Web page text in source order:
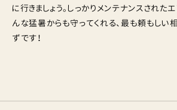
に行きましょう。しっかりメンテナンスされた
んな猛暑からも守ってくれる、最も頼もしい
ずです！